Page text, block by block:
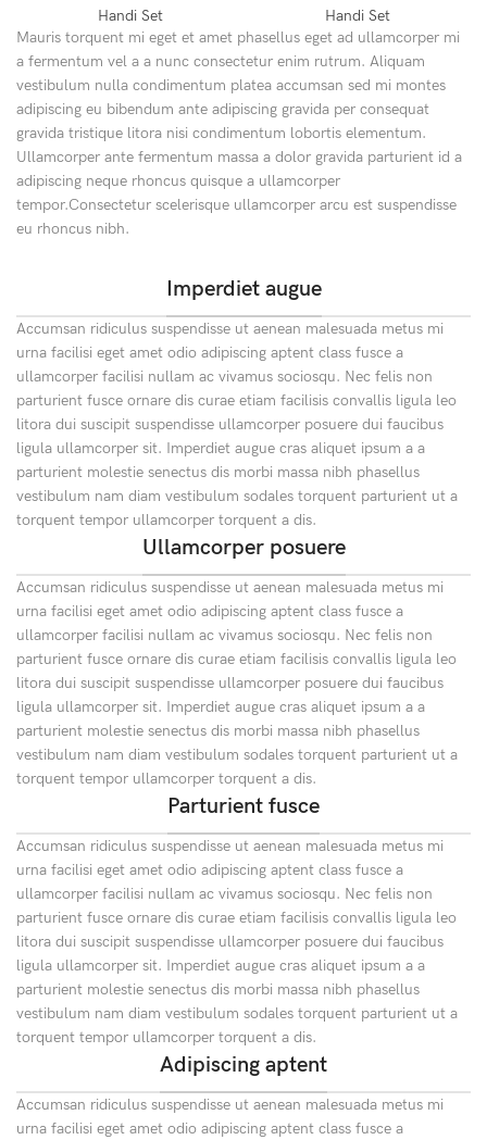
Handi Set
Handi Set
Mauris torquent mi eget et amet phasellus eget ad ullamcorper mi
a fermentum vel a a nunc consectetur enim rutrum. Aliquam
vestibulum nulla condimentum platea accumsan sed mi montes
adipiscing eu bibendum ante adipiscing gravida per consequat
gravida tristique litora nisi condimentum lobortis elementum.
Ullamcorper ante fermentum massa a dolor gravida parturient id a
adipiscing neque rhoncus quisque a ullamcorper
tempor.Consectetur scelerisque ullamcorper arcu est suspendisse
eu rhoncus nibh.
Imperdiet augue
Accumsan ridiculus suspendisse ut aenean malesuada metus mi
urna facilisi eget amet odio adipiscing aptent class fusce a
ullamcorper facilisi nullam ac vivamus sociosqu. Nec felis non
parturient fusce ornare dis curae etiam facilisis convallis ligula leo
litora dui suscipit suspendisse ullamcorper posuere dui faucibus
ligula ullamcorper sit. Imperdiet augue cras aliquet ipsum a a
parturient molestie senectus dis morbi massa nibh phasellus
vestibulum nam diam vestibulum sodales torquent parturient ut a
torquent tempor ullamcorper torquent a dis.
Ullamcorper posuere
Accumsan ridiculus suspendisse ut aenean malesuada metus mi
urna facilisi eget amet odio adipiscing aptent class fusce a
ullamcorper facilisi nullam ac vivamus sociosqu. Nec felis non
parturient fusce ornare dis curae etiam facilisis convallis ligula leo
litora dui suscipit suspendisse ullamcorper posuere dui faucibus
ligula ullamcorper sit. Imperdiet augue cras aliquet ipsum a a
parturient molestie senectus dis morbi massa nibh phasellus
vestibulum nam diam vestibulum sodales torquent parturient ut a
torquent tempor ullamcorper torquent a dis.
Parturient fusce
Accumsan ridiculus suspendisse ut aenean malesuada metus mi
urna facilisi eget amet odio adipiscing aptent class fusce a
ullamcorper facilisi nullam ac vivamus sociosqu. Nec felis non
parturient fusce ornare dis curae etiam facilisis convallis ligula leo
litora dui suscipit suspendisse ullamcorper posuere dui faucibus
ligula ullamcorper sit. Imperdiet augue cras aliquet ipsum a a
parturient molestie senectus dis morbi massa nibh phasellus
vestibulum nam diam vestibulum sodales torquent parturient ut a
torquent tempor ullamcorper torquent a dis.
Adipiscing aptent
Accumsan ridiculus suspendisse ut aenean malesuada metus mi
urna facilisi eget amet odio adipiscing aptent class fusce a